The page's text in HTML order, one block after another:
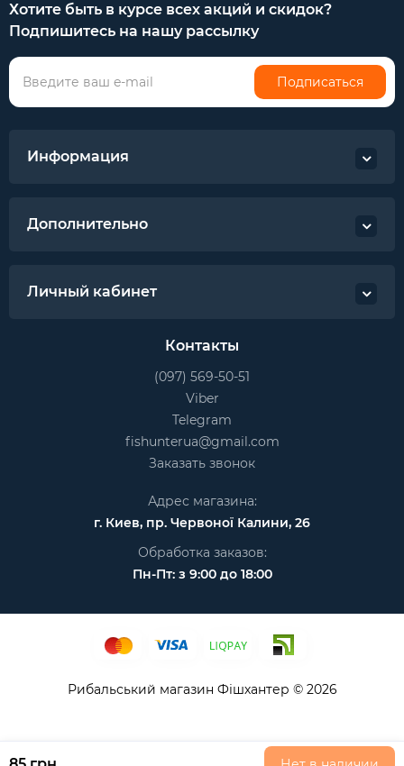
Хотите быть в курсе всех акций и скидок?
Подпишитесь на нашу рассылку
Подписаться
Информация
Дополнительно
Личный кабинет
Контакты
(097) 569-50-51
Viber
Telegram
fishunterua@gmail.com
Заказать звонок
Адрес магазина:
г. Киев, пр. Червоної Калини, 26
Обработка заказов:
Пн-Пт: з 9:00 до 18:00
Рибальський магазин Фішхантер © 2026